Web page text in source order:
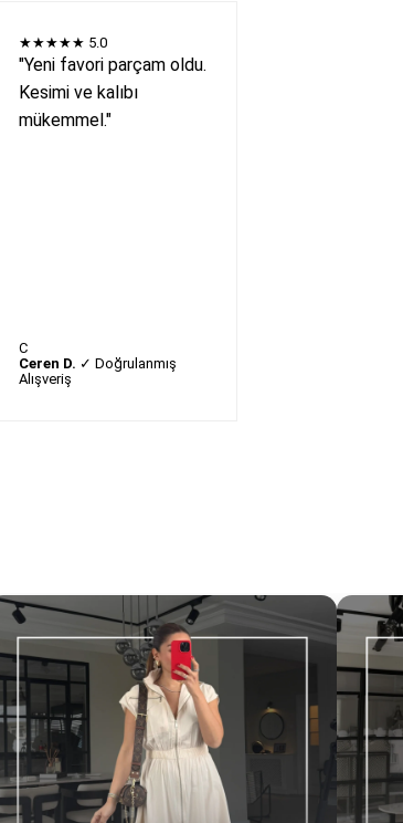
★★★★★ 5.0
"Yeni favori parçam oldu.
Kesimi ve kalıbı
mükemmel."
C
Ceren D. ✓ Doğrulanmış
Alışveriş